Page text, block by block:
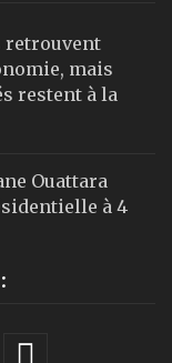
retrouvent
mais
restent à la
Ouattara
à 4